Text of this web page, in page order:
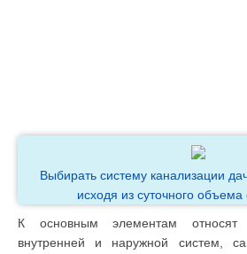
Выбирать систему канализации
исходя из суточного объема
К основным элементам относят
внутренней и наружной систем,